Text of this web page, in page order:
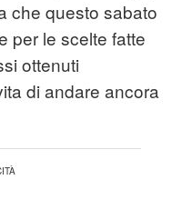
che questo sabato
per le scelte fatte
ottenuti
di andare ancora